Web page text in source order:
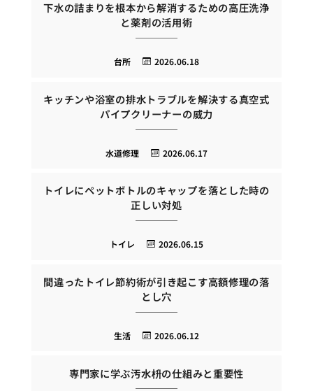
下水の詰まりを根本から解消するための高圧洗浄
と薬剤の活用術
2026.06.18
台所
キッチンや浴室の排水トラブルを解決する真空式
パイプクリーナーの威力
2026.06.17
水道修理
トイレにペットボトルのキャップを落とした時の
正しい対処
2026.06.15
トイレ
間違ったトイレ節約術が引き起こす高額修理の落
とし穴
2026.06.12
生活
専門家に学ぶ汚水枡の仕組みと重要性